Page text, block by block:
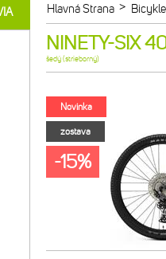
Hlavná Strana > Bicykle
NINETY-SIX
šedý (strieborný)
Novinka
zostava
-15%